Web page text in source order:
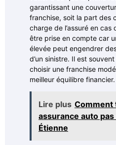
garantissant une
franchise, soit la part des
charge de l’assuré en cas
être prise en compte car
élevée peut engendrer
d’un sinistre. Il est
choisir une franchise
meilleur équilibre financier.
Lire plus Comment
assurance auto
Étienne